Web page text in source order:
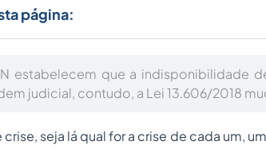
página:
estabelecem que a indisponibilidade
judicial, contudo, a Lei 13.606/2018
seja lá qual for a crise de cada um,